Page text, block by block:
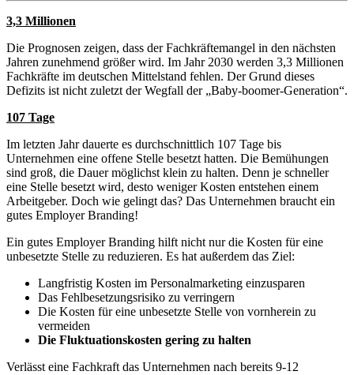
3,3 Millionen
Die Prognosen zeigen, dass der Fachkräftemangel in den nächsten
Jahren zunehmend größer wird. Im Jahr 2030 werden 3,3 Millionen
Fachkräfte im deutschen Mittelstand fehlen. Der Grund dieses
Defizits ist nicht zuletzt der Wegfall der „Baby-boomer-Generation“.
107 Tage
Im letzten Jahr dauerte es durchschnittlich 107 Tage bis
Unternehmen eine offene Stelle besetzt hatten. Die Bemühungen
sind groß, die Dauer möglichst klein zu halten. Denn je schneller
eine Stelle besetzt wird, desto weniger Kosten entstehen einem
Arbeitgeber. Doch wie gelingt das? Das Unternehmen braucht ein
gutes Employer Branding!
Ein gutes Employer Branding hilft nicht nur die Kosten für eine
unbesetzte Stelle zu reduzieren. Es hat außerdem das Ziel:
Langfristig Kosten im Personalmarketing einzusparen
Das Fehlbesetzungsrisiko zu verringern
Die Kosten für eine unbesetzte Stelle von vornherein zu
vermeiden
Die Fluktuationskosten gering zu halten
Verlässt eine Fachkraft das Unternehmen nach bereits 9-12